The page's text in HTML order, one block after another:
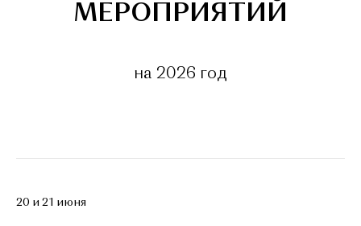
МЕРОПРИЯТИЙ
на 2026 год
20 и 21 июня